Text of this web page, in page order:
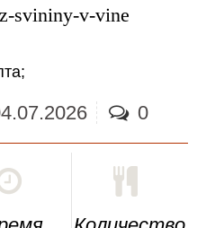
svininy-v-vine
;
0